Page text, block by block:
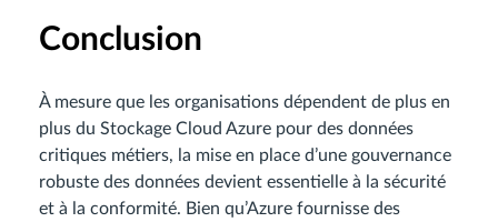
Conclusion
À mesure que les organisations dépendent de plus en
plus du Stockage Cloud Azure pour des données
critiques métiers, la mise en place d’une gouvernance
robuste des données devient essentielle à la sécurité
et à la conformité. Bien qu’Azure fournisse des